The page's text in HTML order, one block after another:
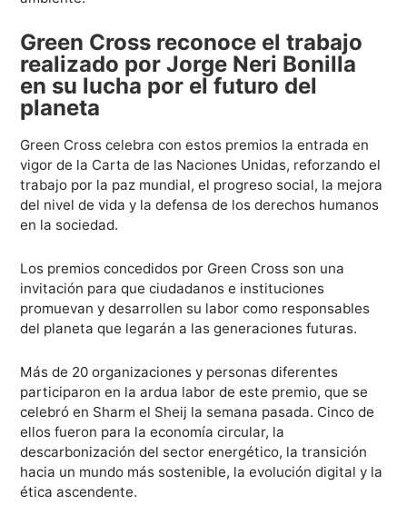
Green Cross reconoce el trabajo
realizado por Jorge Neri Bonilla
en su lucha por el futuro del
planeta
Green Cross celebra con estos premios la entrada en
vigor de la Carta de las Naciones Unidas, reforzando el
trabajo por la paz mundial, el progreso social, la mejora
del nivel de vida y la defensa de los derechos humanos
en la sociedad.
Los premios concedidos por Green Cross son una
invitación para que ciudadanos e instituciones
promuevan y desarrollen su labor como responsables
del planeta que legarán a las generaciones futuras.
Más de 20 organizaciones y personas diferentes
participaron en la ardua labor de este premio, que se
celebró en Sharm el Sheij la semana pasada. Cinco de
ellos fueron para la economía circular, la
descarbonización del sector energético, la transición
hacia un mundo más sostenible, la evolución digital y la
ética ascendente.